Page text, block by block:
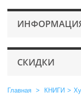
СКИДКИ
Главная > КНИГИ >